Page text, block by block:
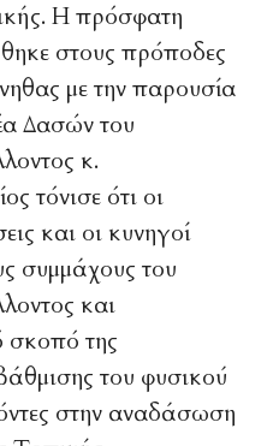
Η πρόσφατη
στους πρόποδες
με την παρουσία
Δασών του
κ.
τόνισε ότι οι
και οι κυνηγοί
συμμάχους του
και
σκοπό της
του φυσικού
στην αναδάσωση